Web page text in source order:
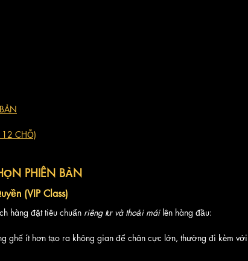
12 CHỖ)
PHIÊN BẢN
(VIP Class)
hàng đặt tiêu chuẩn riêng tư và thoải mái lên hàng đầu:
ghế ít hơn tạo ra không gian để chân cực lớn, thường đi kèm với